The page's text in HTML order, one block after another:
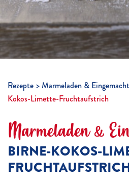
Rezepte Marmeladen &
Kokos-Limette-Fruchtaufstrich
Marmeladen &
BIRNE-KOKOS-